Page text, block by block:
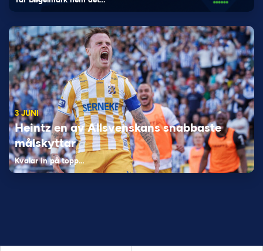
3 JUNI
Heintz en av Allsvenskans snabbaste
målskyttar
Kvalar in på topp…